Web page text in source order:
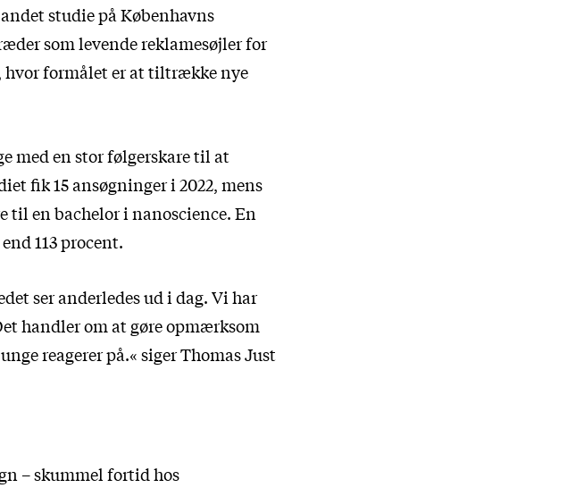
studie på Københavns
som levende reklamesøjler for
hvor formålet er at tiltrække nye
med en stor følgerskare til at
fik 15 ansøgninger i 2022, mens
til en bachelor i nanoscience. En
113 procent.
ser anderledes ud i dag. Vi har
handler om at gøre opmærksom
reagerer på.« siger Thomas Just
– skummel fortid hos